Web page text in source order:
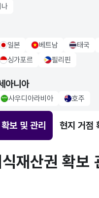
나
japan Flag
일본 vietnam Flag
베트남 thailand
태국
singapore Flag
싱가포르 philippiness Flag
필리핀
아니아
saudiarabia Flag
사우디아라비아 Australia
호주
보 및 관리 현지 거점
재산권 확보